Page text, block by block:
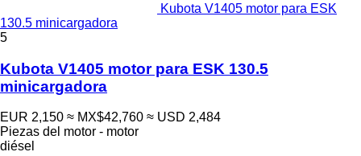
Kubota V1405 motor para ESK
130.5 minicargadora
5
Kubota V1405 motor para ESK 130.5
minicargadora
EUR 2,150 ≈ MX$42,760 ≈ USD 2,484
Piezas del motor - motor
diésel